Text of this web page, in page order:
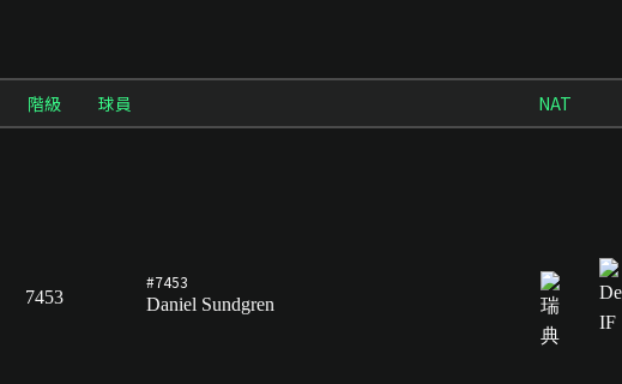
階級 球員 NAT
7453
#7453
Daniel Sundgren